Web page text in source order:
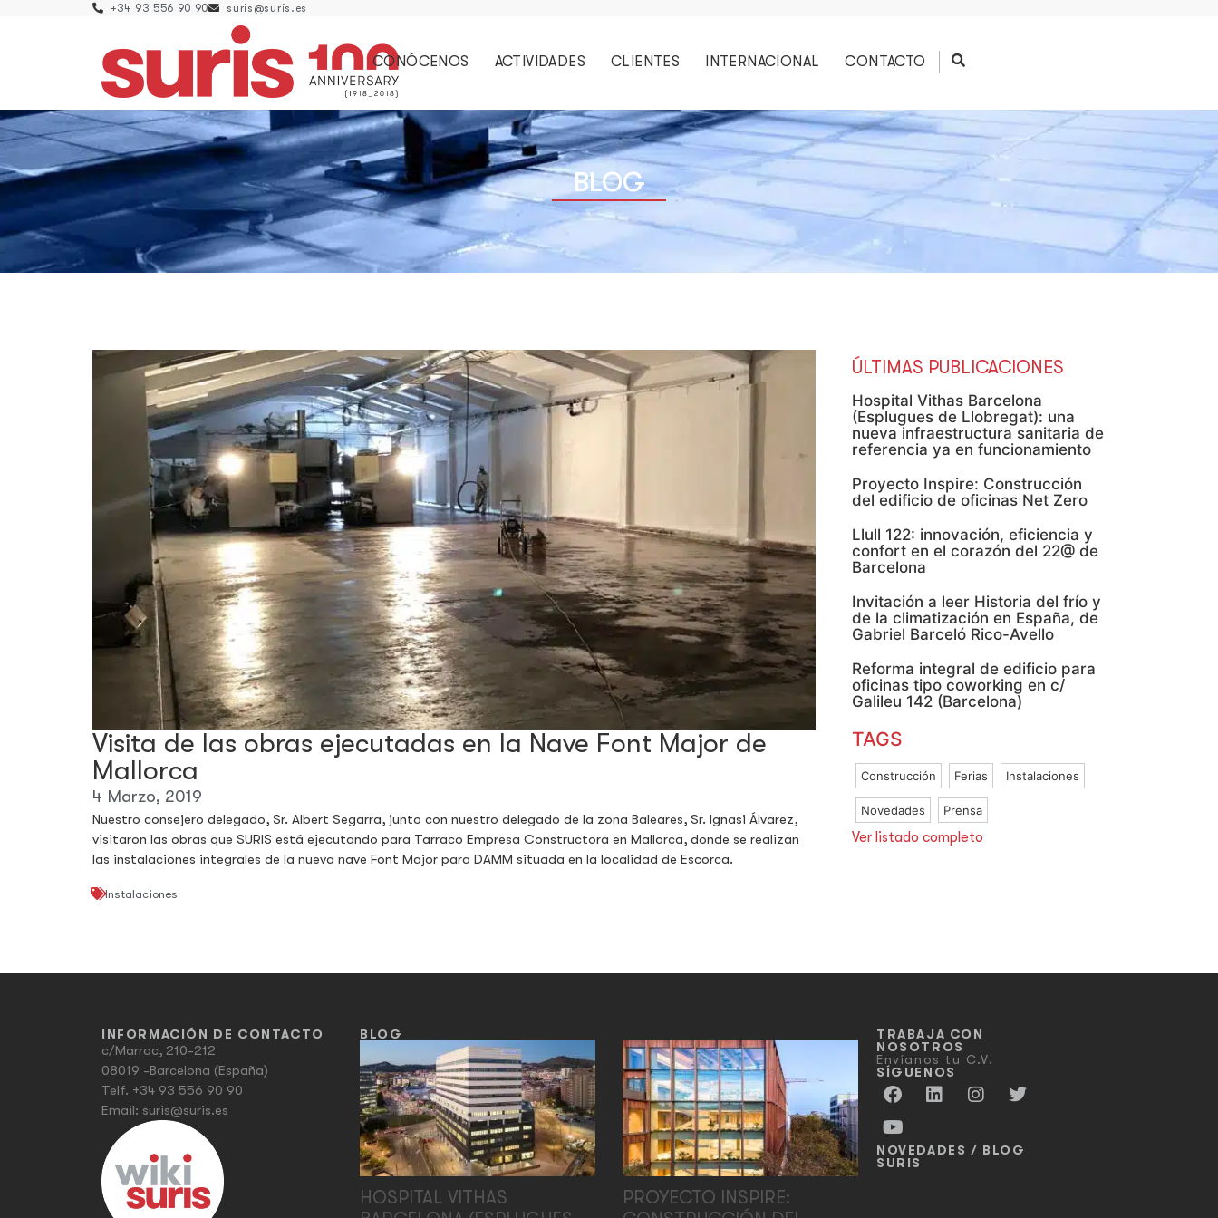
+34 93 556 90 90 suris@suris.es
CONÓCENOS ACTIVIDADES CLIENTES INTERNACIONAL CONTACTO
BLOG
Visita de las obras ejecutadas en la Nave Font Major de
Mallorca
4 Marzo, 2019
Nuestro consejero delegado, Sr. Albert Segarra, junto con nuestro delegado de la zona Baleares, Sr. Ignasi Álvarez,
visitaron las obras que SURIS está ejecutando para Tarraco Empresa Constructora en Mallorca, donde se realizan
las instalaciones integrales de la nueva nave Font Major para DAMM situada en la localidad de Escorca.
Instalaciones
ÚLTIMAS PUBLICACIONES
Hospital Vithas Barcelona
(Esplugues de Llobregat): una
nueva infraestructura sanitaria de
referencia ya en funcionamiento
Proyecto Inspire: Construcción
del edificio de oficinas Net Zero
Llull 122: innovación, eficiencia y
confort en el corazón del 22@ de
Barcelona
Invitación a leer Historia del frío y
de la climatización en España, de
Gabriel Barceló Rico-Avello
Reforma integral de edificio para
oficinas tipo coworking en c/
Galileu 142 (Barcelona)
TAGS
Construcción Ferias Instalaciones
Novedades Prensa
Ver listado completo
INFORMACIÓN DE CONTACTO
c/Marroc, 210-212
08019 -Barcelona (España)
Telf. +34 93 556 90 90
Email: suris@suris.es
BLOG
HOSPITAL VITHAS
PROYECTO INSPIRE:
TRABAJA CON
NOSOTROS
Envíanos tu C.V.
SÍGUENOS
NOVEDADES / BLOG
SURIS